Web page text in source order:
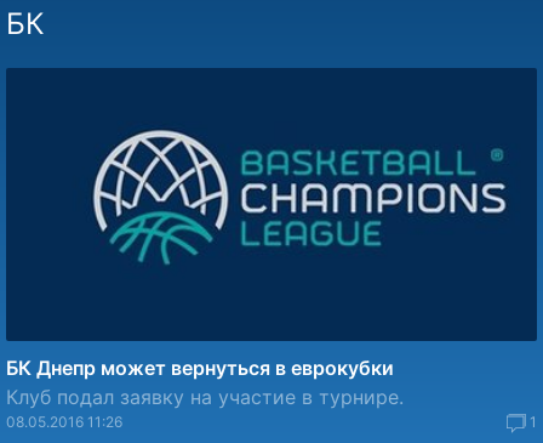
БК
БК Днепр может вернуться в еврокубки
Клуб подал заявку на участие в турнире.
08.05.2016 11:26 1